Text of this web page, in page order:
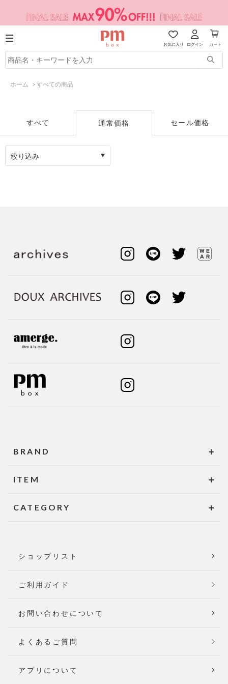
お気に入り ログイン カート
ホーム > すべての商品
すべて 通常価格 セール価格
絞り込み
BRAND
ITEM
CATEGORY
ショップリスト
ご利用ガイド
お問い合わせについて
よくあるご質問
アプリについて